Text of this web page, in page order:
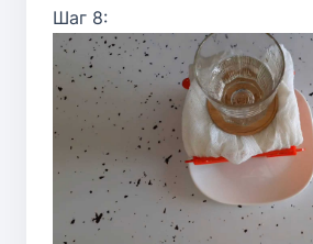
Шаг 8: